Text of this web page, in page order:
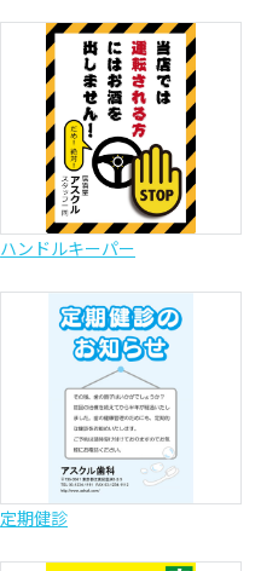
ハンドルキーパー
定期健診